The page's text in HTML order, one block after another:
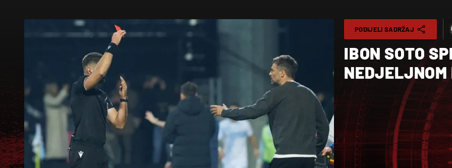
PODIJELI SADRŽAJ
IBON SOTO